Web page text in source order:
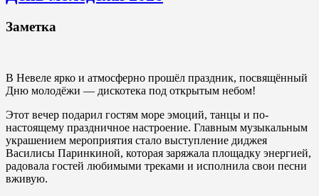
Заметка
В Невеле ярко и атмосферно прошёл праздник, посвящённый
Дню молодёжи — дискотека под открытым небом!
Этот вечер подарил гостям море эмоций, танцы и по-
настоящему праздничное настроение. Главным музыкальным
украшением мероприятия стало выступление диджея
Василисы Паринкиной, которая заряжала площадку энергией,
радовала гостей любимыми треками и исполнила свои песни
вживую.